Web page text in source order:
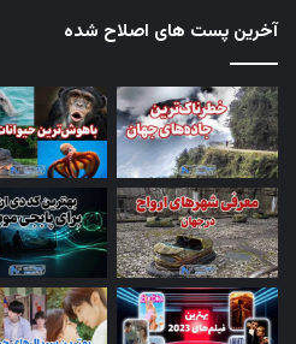
آخرین پست های اصلاح شده